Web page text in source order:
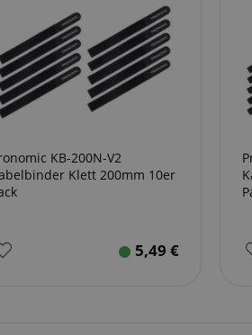
KB-200N-V2
Klett 200mm 10er
5,49 €
Google-Datenschutzerklärung